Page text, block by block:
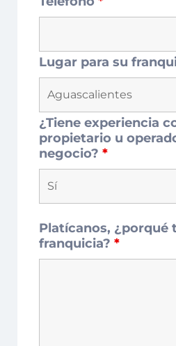
Lugar para su
¿Tiene experiencia
propietario u
negocio? *
Platícanos, ¿porqué
franquicia? *